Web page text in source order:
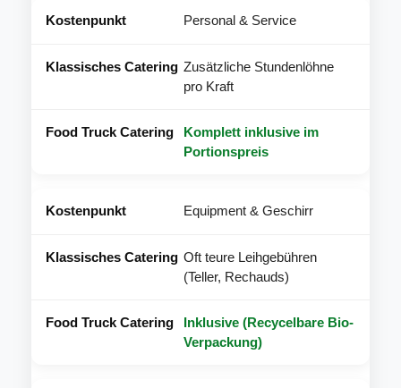
Personal & Service
Zusätzliche Stundenlöhne
pro Kraft
Komplett inklusive im
Portionspreis
Equipment & Geschirr
Oft teure Leihgebühren
(Teller, Rechauds)
Inklusive (Recycelbare Bio-
Verpackung)